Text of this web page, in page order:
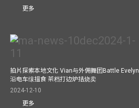
更多
拍片探索本地文化 Vian与外佣舞团Battle Evelyn
沿电车缐搵食 茶档打边炉拮烧卖
2024-12-10
更多